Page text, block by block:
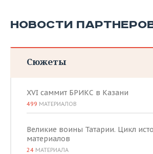
НОВОСТИ
Сюжеты
XVI саммит БРИКС в Казани
499 МАТЕРИАЛОВ
Великие воины Татарии. Цикл
материалов
24 МАТЕРИАЛА